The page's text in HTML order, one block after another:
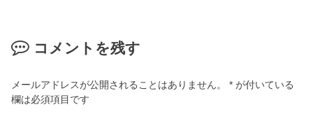
コメントを残す
メールアドレスが公開されることはありません。 * が付いている
欄は必須項目です